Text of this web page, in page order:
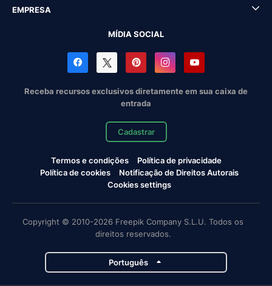
EMPRESA
MÍDIA SOCIAL
Receba recursos exclusivos diretamente em sua caixa de
entrada
Cadastrar
Termos e condições
Política de privacidade
Política de cookies
Notificação de Direitos Autorais
Cookies settings
Copyright © 2010-2026 Freepik Company S.L.U. Todos os
direitos reservados.
Português